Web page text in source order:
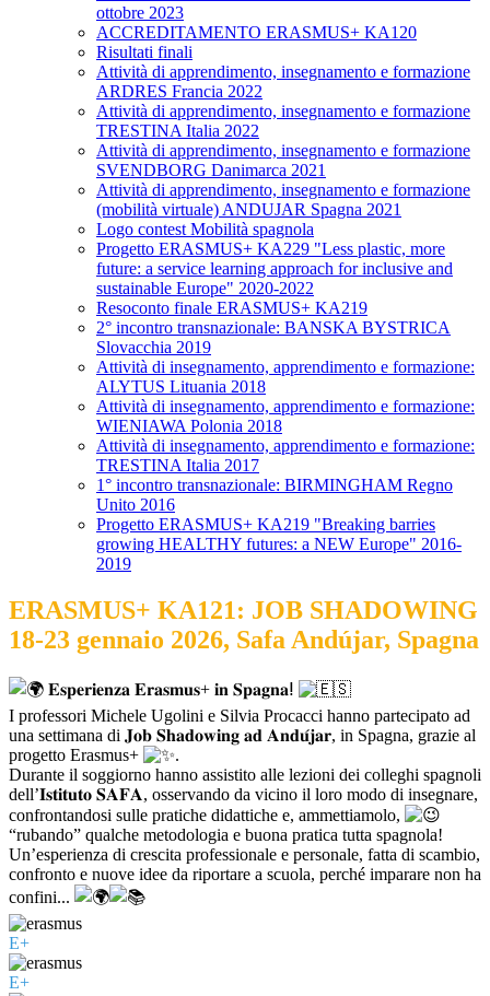
ottobre 2023
ACCREDITAMENTO ERASMUS+ KA120
Risultati finali
Attività di apprendimento, insegnamento e formazione
ARDRES Francia 2022
Attività di apprendimento, insegnamento e formazione
TRESTINA Italia 2022
Attività di apprendimento, insegnamento e formazione
SVENDBORG Danimarca 2021
Attività di apprendimento, insegnamento e formazione
(mobilità virtuale) ANDUJAR Spagna 2021
Logo contest Mobilità spagnola
Progetto ERASMUS+ KA229 "Less plastic, more
future: a service learning approach for inclusive and
sustainable Europe" 2020-2022
Resoconto finale ERASMUS+ KA219
2° incontro transnazionale: BANSKA BYSTRICA
Slovacchia 2019
Attività di insegnamento, apprendimento e formazione:
ALYTUS Lituania 2018
Attività di insegnamento, apprendimento e formazione:
WIENIAWA Polonia 2018
Attività di insegnamento, apprendimento e formazione:
TRESTINA Italia 2017
1° incontro transnazionale: BIRMINGHAM Regno
Unito 2016
Progetto ERASMUS+ KA219 "Breaking barries
growing HEALTHY futures: a NEW Europe" 2016-
2019
ERASMUS+ KA121: JOB SHADOWING
18-23 gennaio 2026, Safa Andújar, Spagna
𝐄𝐬𝐩𝐞𝐫𝐢𝐞𝐧𝐳𝐚 𝐄𝐫𝐚𝐬𝐦𝐮𝐬+ 𝐢𝐧 𝐒𝐩𝐚𝐠𝐧𝐚ⵑ
I professori Michele Ugolini e Silvia Procacci hanno partecipato ad
una settimana di 𝐉𝐨𝐛 𝐒𝐡𝐚𝐝𝐨𝐰𝐢𝐧𝐠 𝐚𝐝 𝐀𝐧𝐝𝐮́𝐣𝐚𝐫, in Spagna, grazie al
progetto Erasmus+
.
Durante il soggiorno hanno assistito alle lezioni dei colleghi spagnoli
dell’𝐈𝐬𝐭𝐢𝐭𝐮𝐭𝐨 𝐒𝐀𝐅𝐀, osservando da vicino il loro modo di insegnare,
confrontandosi sulle pratiche didattiche e, ammettiamolo,
“rubando” qualche metodologia e buona pratica tutta spagnola!
Un’esperienza di crescita professionale e personale, fatta di scambio,
confronto e nuove idee da riportare a scuola, perché imparare non ha
confini...
E+
E+